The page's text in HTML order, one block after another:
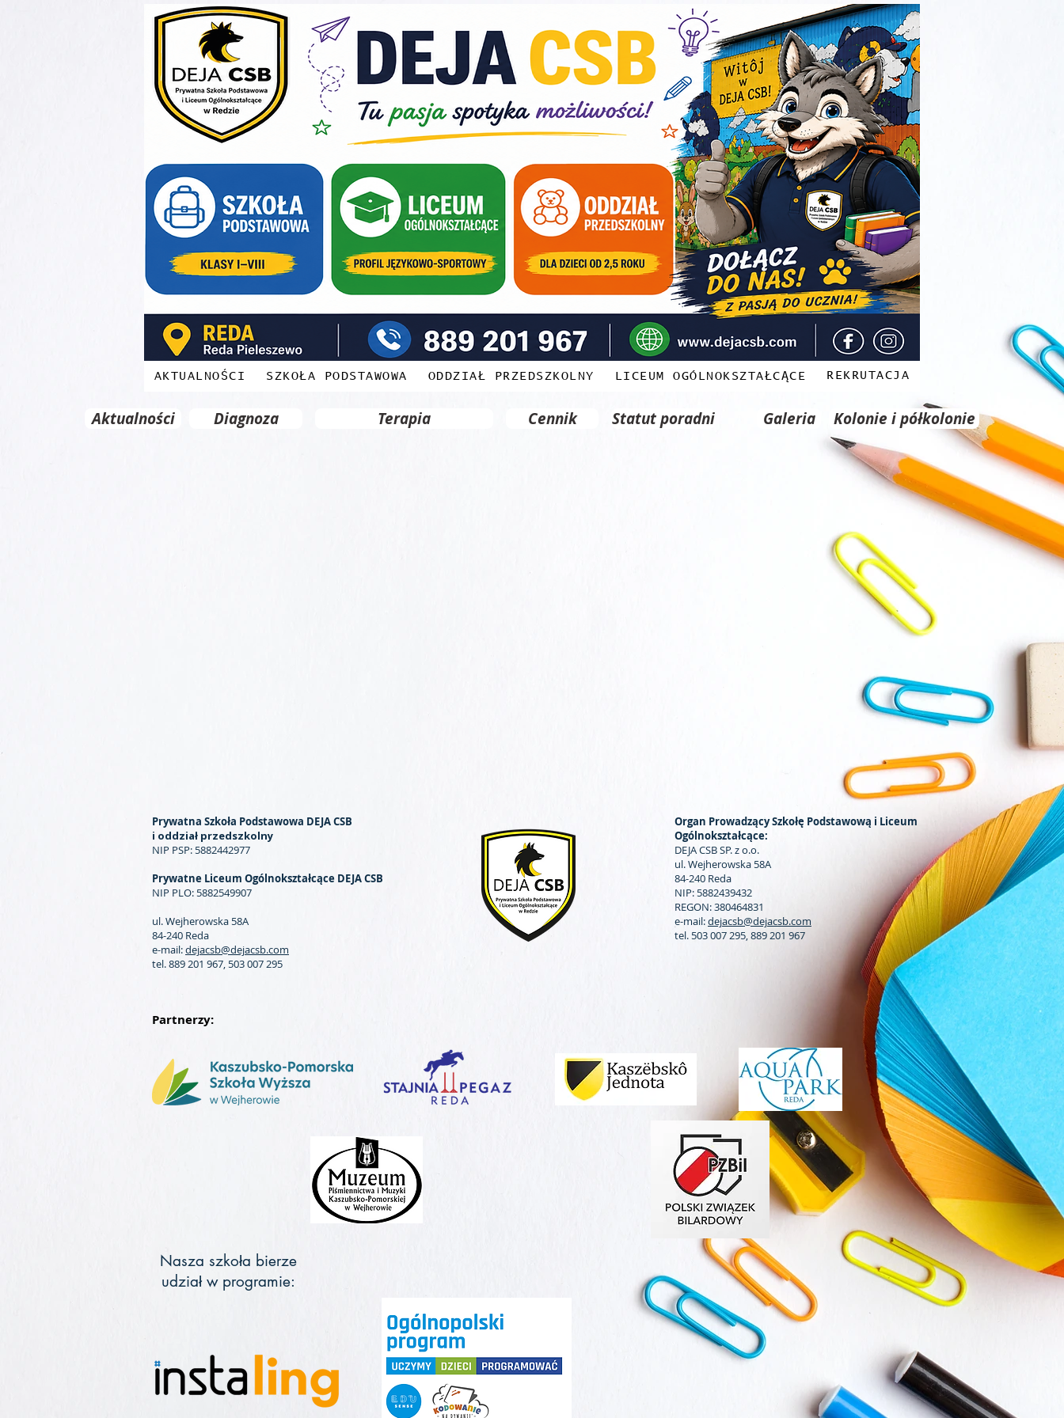
AKTUALNOŚCI SZKOŁA PODSTAWOWA ODDZIAŁ PRZEDSZKOLNY LICEUM OGÓLNOKSZTAŁCĄCE REKRUTACJA
Aktualności Diagnoza Terapia Cennik Statut poradni Galeria Kolonie i półkolonie
Prywatna Szkoła Podstawowa DEJA CSB
i oddział przedszkolny
NIP PSP: 5882442977
Prywatne Liceum Ogólnokształcące DEJA CSB
NIP PLO: 5882549907
ul. Wejherowska 58A
84-240 Reda
e-mail:dejacsb@dejacsb.com
tel. 889 201 967, 503 007 295
Organ Prowadzący Szkołę Podstawową i Liceum
Ogólnokształcące:
DEJA CSB SP. z o.o.
ul. Wejherowska 58A
84-240 Reda
NIP: 5882439432
REGON: 380464831
e-mail:dejacsb@dejacsb.com
tel. 503 007 295, 889 201 967
Partnerzy:
Nasza szkoła bierze
udział w programie: